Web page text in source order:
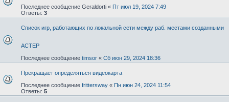
Последнее сообщение Geraldorti « Пт июл 19, 2024 7:49
Ответы: 3
Список игр, работающих по локальной сети между раб. местами созданными
АСТЕР
Последнее сообщение timsor « Сб июн 29, 2024 18:36
Прекращает определяться видеокарта
Последнее сообщение frittersway « Пн июн 24, 2024 11:54
Ответы: 5